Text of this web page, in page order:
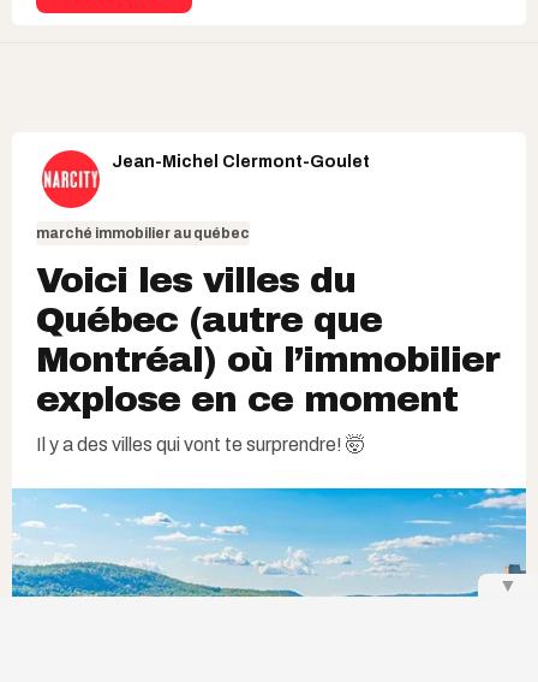
Jean-Michel Clermont-Goulet
marché immobilier au québec
Voici les villes du
Québec (autre que
Montréal) où l’immobilier
explose en ce moment
Il y a des villes qui vont te surprendre! 🤯
▼